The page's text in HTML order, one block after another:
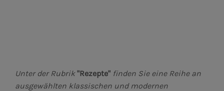
Unter der Rubrik "Rezepte" finden Sie eine Reihe an
ausgewählten klassischen und modernen